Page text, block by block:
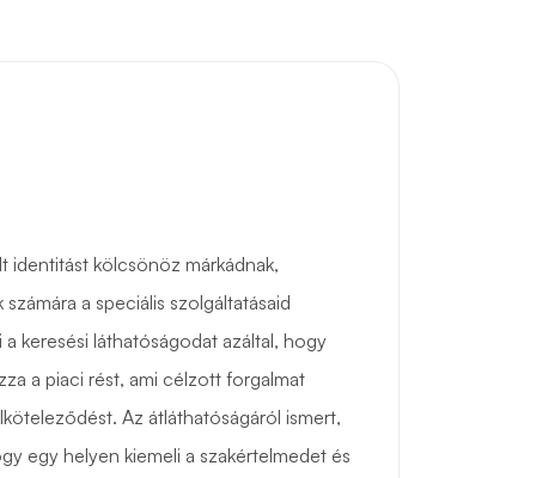
identitást kölcsönöz márkádnak,
a speciális szolgáltatásaid
a keresési láthatóságodat azáltal, hogy
a piaci rést, ami célzott forgalmat
Az átláthatóságáról ismert,
egy helyen kiemeli a szakértelmedet és